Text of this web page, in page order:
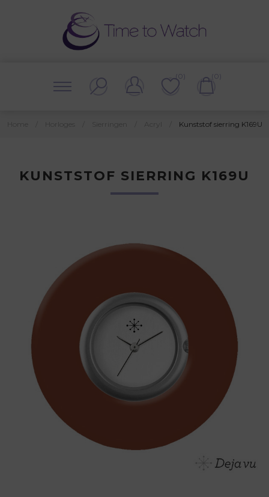
(0) (0)
Kunststof sierring K169U
KUNSTSTOF SIERRING K169U